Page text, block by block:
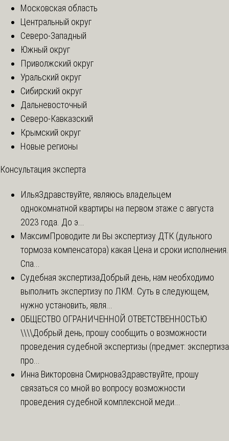
Московская область
Центральный округ
Северо-Западный
Южный округ
Приволжский округ
Уральский округ
Сибирский округ
Дальневосточный
Северо-Кавказский
Крымский округ
Новые регионы
Консультация эксперта
ИльяЗдравствуйте, являюсь владельцем
однокомнатной квартиры на первом этаже с августа
2023 года. До э...
МаксимПроводите ли Вы экспертизу ДТК (дульного
тормоза компенсатора) какая Цена и сроки исполнения.
Спа...
Судебная экспертизаДобрый день, нам необходимо
выполнить экспертизу по ЛКМ. Суть в следующем,
нужно установить, явля...
ОБЩЕСТВО ОГРАНИЧЕННОЙ ОТВЕТСТВЕННОСТЬЮ
\\\\Добрый день, прошу сообщить о возможности
проведения судебной экспертизы (предмет: экспертиза
про...
Инна Викторовна СмирноваЗдравствуйте, прошу
связаться со мной во вопросу возможности
проведения судебной комплексной меди...